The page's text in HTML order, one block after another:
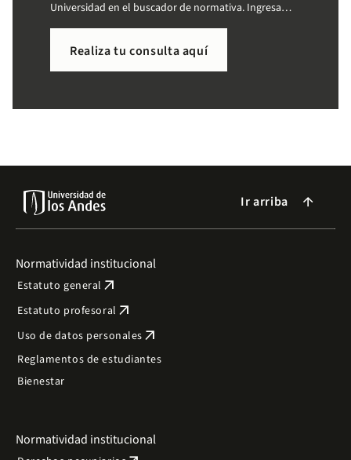
Universidad en el buscador de normativa. Ingresa
Realiza tu consulta aquí
Ir arriba arrow_forward
Normatividad institucional
Estatuto general arrow_outward
Estatuto profesoral arrow_outward
Uso de datos personales arrow_outward
Reglamentos de estudiantes
Bienestar
Normatividad institucional